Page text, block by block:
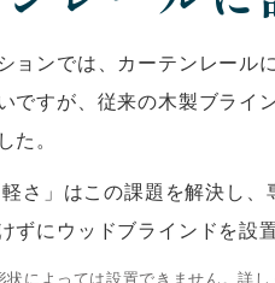
ョンでは、カーテンレール
ですが、従来の木製ブライ
た。
さ」はこの課題を解決し、
ずにウッドブラインドを設
状によっては設置できません。詳